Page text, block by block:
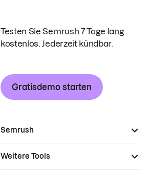
Testen Sie Semrush 7 Tage lang
kostenlos. Jederzeit kündbar.
Gratisdemo starten
Semrush
Weitere Tools